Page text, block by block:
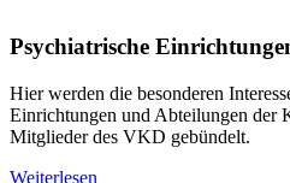
Psychiatrische
Hier werden die besonderen
Einrichtungen und Abteilungen der
Mitglieder des VKD gebündelt.
Weiterlesen